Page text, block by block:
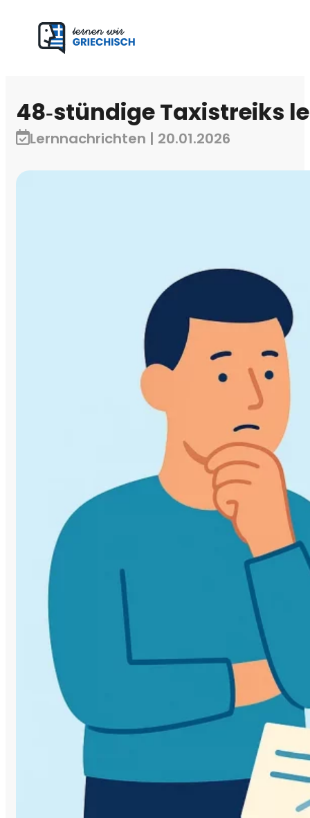
48‑stündige Taxistreiks
Lernnachrichten | 20.01.2026